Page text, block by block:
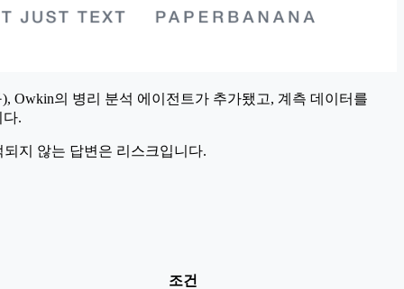
), Owkin의 병리 분석 에이전트가 추가됐고, 계측 데이터를
다.
지 않는 답변은 리스크입니다.
조건